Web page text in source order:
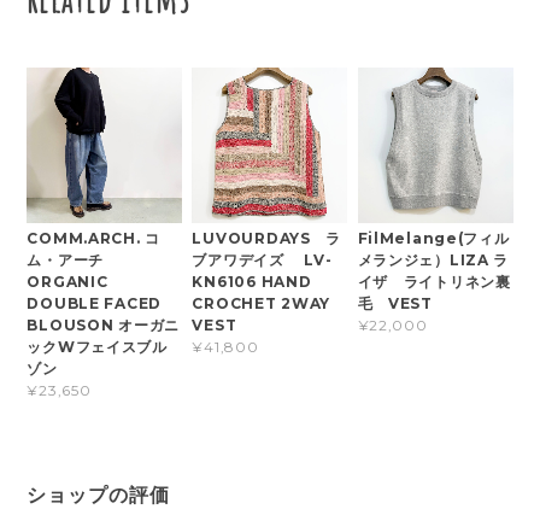
COMM.ARCH. コ
ム・アーチ
ORGANIC
DOUBLE FACED
BLOUSON オーガニ
ックWフェイスブル
ゾン
¥23,650
LUVOURDAYS ラ
ブアワデイズ LV-
KN6106 HAND
CROCHET 2WAY
VEST
¥41,800
FilMelange(フィル
メランジェ）LIZA ラ
イザ ライトリネン裏
毛 VEST
¥22,000
ショップの評価